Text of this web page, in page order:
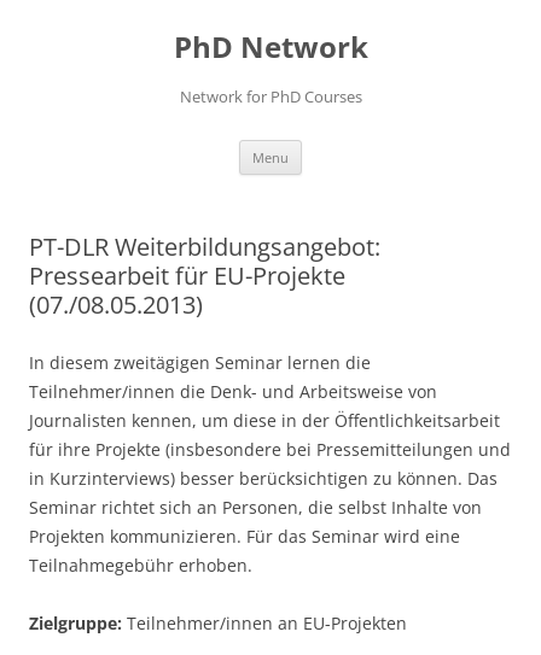
PhD Network
Network for PhD Courses
Menu
PT-DLR Weiterbildungsangebot:
Pressearbeit für EU-Projekte
(07./08.05.2013)
In diesem zweitägigen Seminar lernen die
Teilnehmer/innen die Denk- und Arbeitsweise von
Journalisten kennen, um diese in der Öffentlichkeitsarbeit
für ihre Projekte (insbesondere bei Pressemitteilungen und
in Kurzinterviews) besser berücksichtigen zu können. Das
Seminar richtet sich an Personen, die selbst Inhalte von
Projekten kommunizieren. Für das Seminar wird eine
Teilnahmegebühr erhoben.
Zielgruppe: Teilnehmer/innen an EU-Projekten